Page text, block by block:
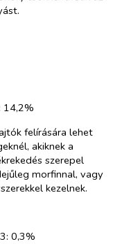
14,2%
felírására lehet
akiknek a
szerepel
morfinnal, vagy
kezelnek.
0,3%